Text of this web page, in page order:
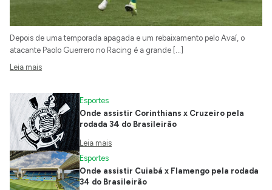
Depois de uma temporada apagada e um rebaixamento pelo Avaí, o
atacante Paolo Guerrero no Racing é a grande […]
Leia mais
Esportes
Onde assistir Corinthians x Cruzeiro pela
rodada 34 do Brasileirão
Leia mais
Esportes
Onde assistir Cuiabá x Flamengo pela rodada
34 do Brasileirão